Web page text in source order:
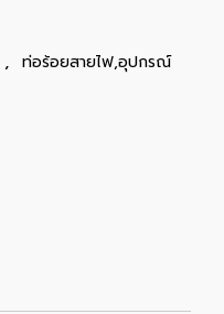
, ท่อร้อยสายไฟ,อุปกรณ์